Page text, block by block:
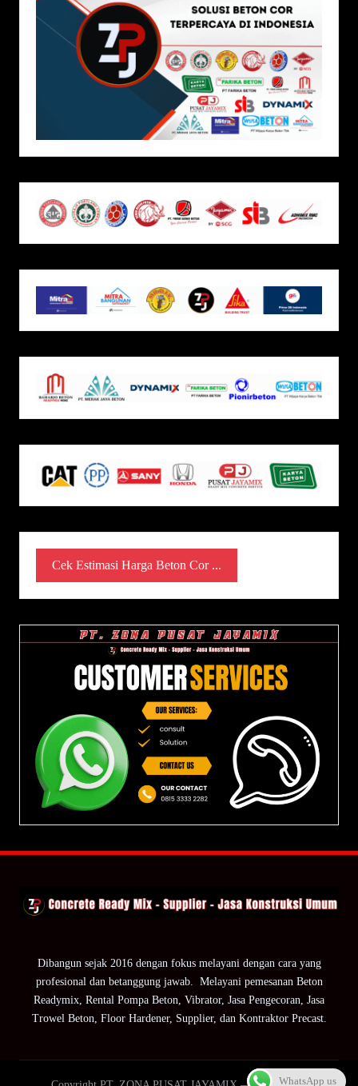
Cek Estimasi Harga Beton Cor ...
Dibangun sejak 2016 dengan fokus melayani dengan cara yang
profesional dan betanggung jawab. Melayani pemesanan Beton
Readymix, Rental Pompa Beton, Vibrator, Jasa Pengecoran, Jasa
Trowel Beton, Floor Hardener, Supplier, dan Kontraktor Precast.
WhatsApp us